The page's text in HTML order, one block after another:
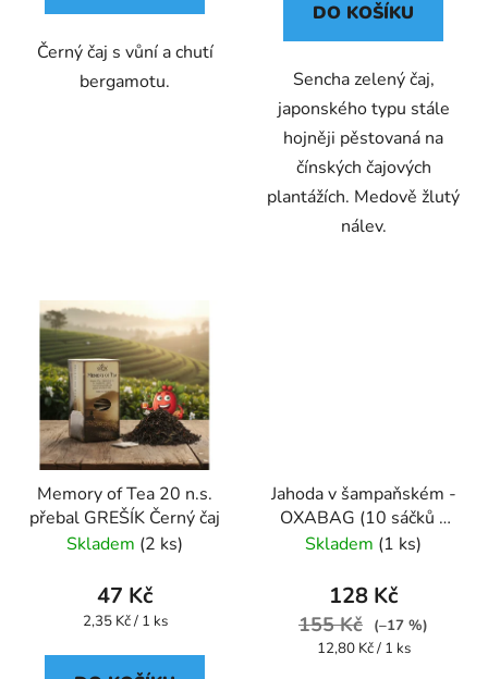
Černý čaj s vůní a chutí
bergamotu.
DO KOŠÍKU
Sencha zelený čaj,
japonského typu stále
hojněji pěstovaná na
čínských čajových
plantážích. Medově žlutý
nálev.
Memory of Tea 20 n.s.
přebal GREŠÍK Černý čaj
Skladem (2 ks)
47 Kč
Měrná
2,35 Kč / 1 ks
Jahoda v šampaňském -
OXABAG (10 sáčků x
4g) - Oxalis
Skladem (1 ks)
128 Kč
155 Kč
(–17 %)
Měrná
12,80 Kč / 1 ks